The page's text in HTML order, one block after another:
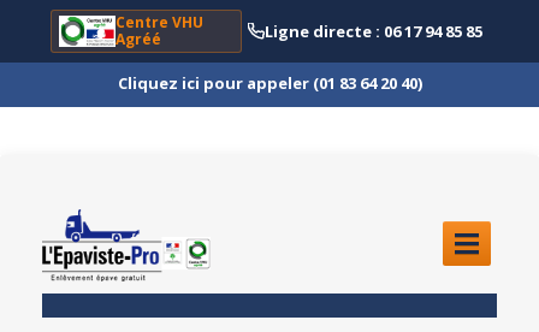
Centre VHU
Agréé
Ligne directe : 06 17 94 85 85
Cliquez ici pour appeler (01 83 64 20 40)